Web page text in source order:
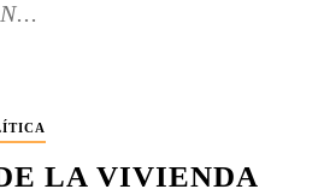
LA VIVIENDA